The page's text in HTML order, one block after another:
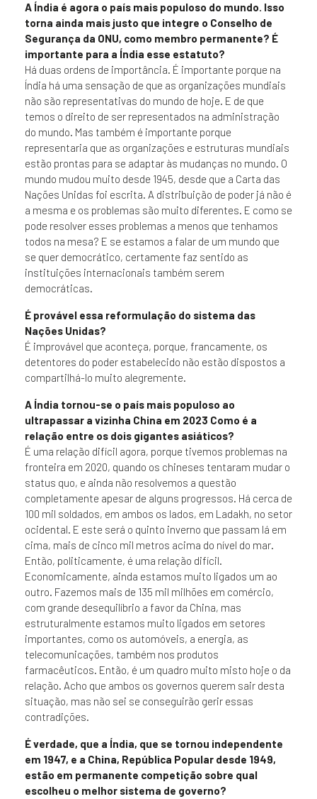
A Índia é agora o país mais populoso do mundo. Isso
torna ainda mais justo que integre o Conselho de
Segurança da ONU, como membro permanente? É
importante para a Índia esse estatuto?
Há duas ordens de importância. É importante porque na
Índia há uma sensação de que as organizações mundiais
não são representativas do mundo de hoje. E de que
temos o direito de ser representados na administração
do mundo. Mas também é importante porque
representaria que as organizações e estruturas mundiais
estão prontas para se adaptar às mudanças no mundo. O
mundo mudou muito desde 1945, desde que a Carta das
Nações Unidas foi escrita. A distribuição de poder já não é
a mesma e os problemas são muito diferentes. E como se
pode resolver esses problemas a menos que tenhamos
todos na mesa? E se estamos a falar de um mundo que
se quer democrático, certamente faz sentido as
instituições internacionais também serem
democráticas.
É provável essa reformulação do sistema das
Nações Unidas?
É improvável que aconteça, porque, francamente, os
detentores do poder estabelecido não estão dispostos a
compartilhá-lo muito alegremente.
A Índia tornou-se o país mais populoso ao
ultrapassar a vizinha China em 2023 Como é a
relação entre os dois gigantes asiáticos?
É uma relação difícil agora, porque tivemos problemas na
fronteira em 2020, quando os chineses tentaram mudar o
status quo, e ainda não resolvemos a questão
completamente apesar de alguns progressos. Há cerca de
100 mil soldados, em ambos os lados, em Ladakh, no setor
ocidental. E este será o quinto inverno que passam lá em
cima, mais de cinco mil metros acima do nível do mar.
Então, politicamente, é uma relação difícil.
Economicamente, ainda estamos muito ligados um ao
outro. Fazemos mais de 135 mil milhões em comércio,
com grande desequilíbrio a favor da China, mas
estruturalmente estamos muito ligados em setores
importantes, como os automóveis, a energia, as
telecomunicações, também nos produtos
farmacêuticos. Então, é um quadro muito misto hoje o da
relação. Acho que ambos os governos querem sair desta
situação, mas não sei se conseguirão gerir essas
contradições.
É verdade, que a Índia, que se tornou independente
em 1947, e a China, República Popular desde 1949,
estão em permanente competição sobre qual
escolheu o melhor sistema de governo?